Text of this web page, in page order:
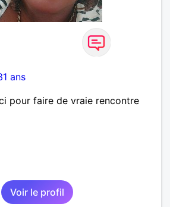
ans
pour faire de vraie rencontre
Voir le profil